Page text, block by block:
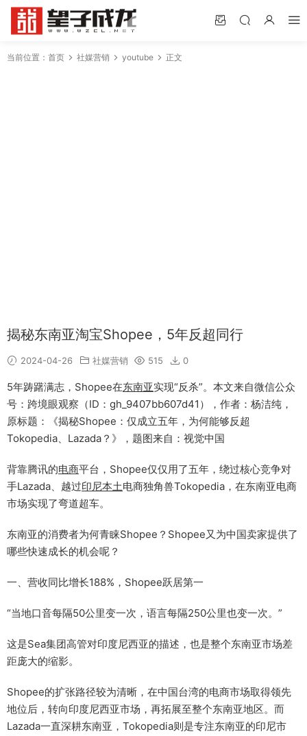
当前位置： 首页 社媒营销 youtube 正文
揭秘东南亚淘宝Shopee，5年反超同行
2024-04-26 社媒营销 515 0
5年踌躇满志，Shopee在东南亚实现“反杀”。本文来自微信公众
号：跨境眼观察（ID：gh_9407bb607d41），作者：杨洁纯，
原标题：《揭秘Shopee：仅成立五年，为何能够反超
Tokopedia、Lazada？》，题图来自：视觉中国
背靠腾讯的电商平台，Shopee仅仅用了五年，绕过核心竞争对
手Lazada、越过印尼本土电商独角兽Tokopedia，在东南亚电商
市场实现了弯道超车。
东南亚的消费者为何青睐Shopee？Shopee又为中国卖家提供了
哪些快速成长的机会呢？
一、营收同比增长188%，Shopee跃居第一
“当地口音每隔50公里变一次，语言每隔250公里也变一次。”
这是Sea集团高管对印度尼西亚的描述，也是整个东南亚市场差
距庞大的缩影。
Shopee的扩张路径较为清晰，在中国台湾的电商市场取得领先
地位后，转向印度尼西亚市场，再拓展至整个东南亚地区。而
Lazada一直深耕东南亚，Tokopedia则是专注东南亚的印尼市